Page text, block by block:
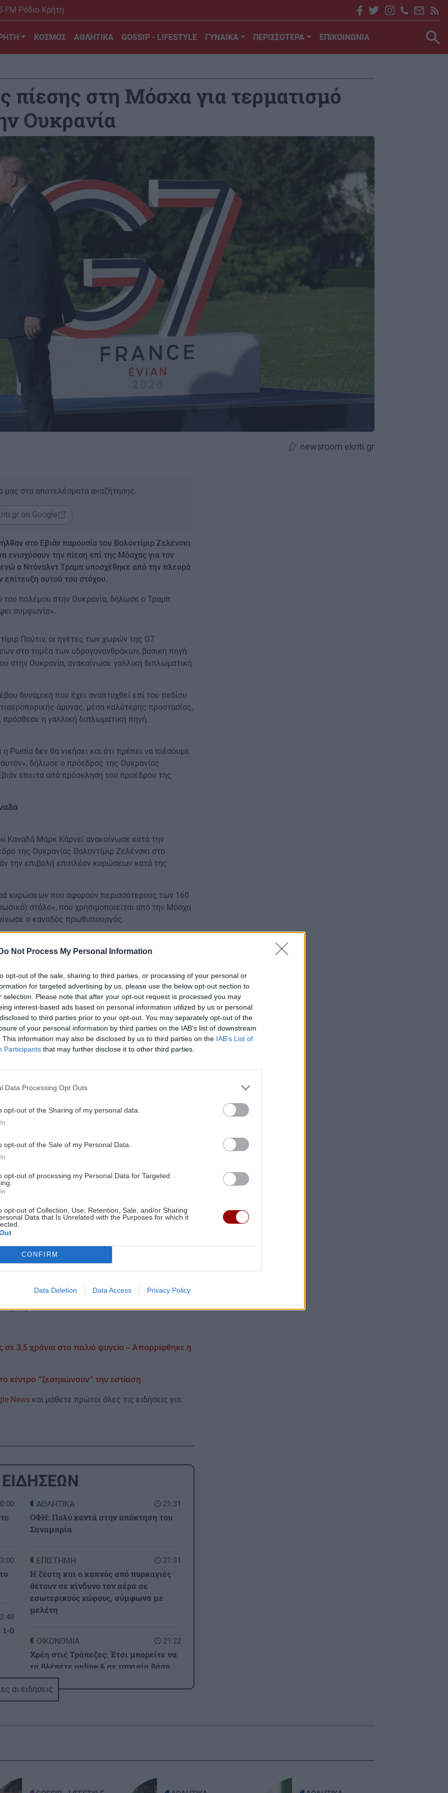
Do Not Process My Personal Information
opt-out of the sale, sharing to third parties, or processing of your personal or
for targeted advertising by us, please use the below opt-out section to
selection. Please note that after your opt-out request is processed you may
interest-based ads based on personal information utilized by us or personal
to third parties prior to your opt-out. You may separately opt-out of the
of your personal information by third parties on the IAB’s list of downstream
This information may also be disclosed by us to third parties on the IAB’s List of
Participants that may further disclose it to other third parties.
Data Processing Opt Outs
opt-out of the Sharing of my personal data.
opt-out of the Sale of my Personal Data.
opt-out of processing my Personal Data for Targeted
opt-out of Collection, Use, Retention, Sale, and/or Sharing
Data that Is Unrelated with the Purposes for which it
CONFIRM
Data Deletion Data Access Privacy Policy
FM Ράδιο Κρήτη
ΚΟΣΜΟΣ ΑΘΛΗΤΙΚΑ GOSSIP - LIFESTYLE ΓΥΝΑΙΚΑ ΠΕΡΙΣΣΟΤΕΡΑ ΕΠΙΚΟΙΝΩΝΙΑ
πίεσης στη Μόσχα για τερματισμό
Ουκρανία
newsroom ekriti.gr
μας στα αποτελέσματα αναζήτησης.
on Google
στο Εβιάν παρουσία του Βολοντίμιρ Ζελένσκι
ενισχύσουν την πίεση επί της Μόσχας για τον
ο Ντόναλντ Τραμπ υποσχέθηκε από την πλευρά
επίτευξη αυτού του στόχου.
του πολέμου στην Ουκρανία, δήλωσε ο Τραμπ
συμφωνία».
Πούτιν, οι ηγέτες των χωρών της G7
στο τομέα των υδρογονανθράκων, βασική πηγή
στην Ουκρανία, ανακοίνωσε γαλλική διπλωματική
δυναμική που έχει αναπτυχθεί επί του πεδίου
άμυνας, μέσα καλύτερης προστασίας,
η γαλλική διπλωματική πηγή.
η Ρωσία δεν θα νικήσει και ότι πρέπει να πιέσουμε
αυτόν», δήλωσε ο πρόεδρος της Ουκρανίας
έπειτα από πρόσκληση του προέδρου της
Καναδά Μάρκ Κάρνεϊ ανακοίνωσε κατά την
της Ουκρανίας Βολοντίμιρ Ζελένσκι στο
την επιβολή επιπλέον κυρώσεων κατά της
κυρώσεων που αφορούν περισσότερους των 160
στόλο», που χρησιμοποιείται από την Μόσχα
ο καναδός πρωθυπουργός.
της Ρωσίας, τα ενεργειακά της έσοδα, τον
παράγοντες της παραπληροφόρησης», αναφέρεται
δηλαδή «συνολικά 162 πρόσωπα, φορείς και πλοία
μηχανή της Ρωσίας».
στρατιωτική βοήθεια 2,8
έχει επιβάλει κυρώσεις σε περισσότερα των
από 600 πλοία καθιστώντας την Ρωσία
στην ανακοίνωση του πρωθυπουργικού
στους κόλπους της G7. Η ενότητα πίσω από
προέδρου Ζελένσκι.
της σύμπραξής τους στον τομέα της αμυντικής
αιχμής, όπως η παραγωγή drones».
ανακοίνωσε επίσης την ενίσχυση των κυρώσεων,
στόλου, την εφοδιαστική αλυσίδα στον
δίκτυα που χρησιμοποιούνται για
αυτοσυγκράτηση: για πρώτη φορά, ένα παράθυρο
σχολίασε από την πλευρά του ο καγκελάριος της
να καλοπιάσει τον Ντόναλντ Τραμπ χαρίζοντας
φανέλα με το νούμερο 47 (47ος πρόεδρος των
Αντόνιο Κόστα που βρίσκεται επίσης στο
της G7 είναι αποφασισιτκής σημασίας»
Επιτροπής Ούρσουλα φον ντερ Λάιεν
3,5 χρόνια στο παλιό ψυγείο – Απορρίφθηκε η
κέντρο "ξεσηκώνουν" την εστίαση
News και μάθετε πρώτοι όλες τις ειδήσεις για
1-0
21:31
ΑΘΛΗΤΙΚΑ
ΟΦΗ: Πολύ κοντά στην απόκτηση του
Σαναμπρία
21:31
ΕΠΙΣΤΗΜΗ
Η ζέστη και ο καπνός από πυρκαγιές
θέτουν σε κίνδυνο τον αέρα σε
εσωτερικούς χώρους, σύμφωνα με
μελέτη
21:22
ΟΙΚΟΝΟΜΙΑ
Χρέη στις Τράπεζες: Έτσι μπορείτε να
τα βλέπετε online & σε μηνιαία βάση
Κώστας Σαμαράς: Η οικογενειακή
οι ειδήσεις